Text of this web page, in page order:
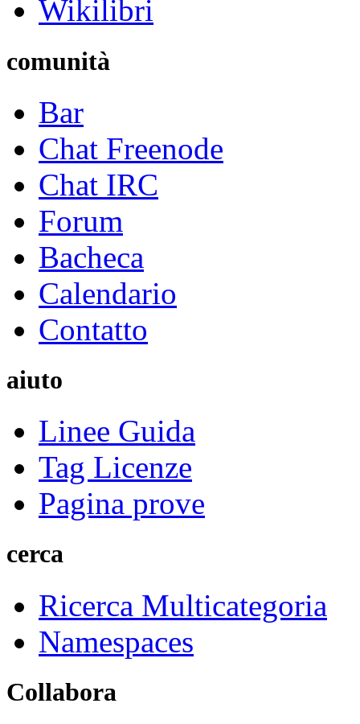
Wikilibri
comunità
Bar
Chat Freenode
Chat IRC
Forum
Bacheca
Calendario
Contatto
aiuto
Linee Guida
Tag Licenze
Pagina prove
cerca
Ricerca Multicategoria
Namespaces
Collabora